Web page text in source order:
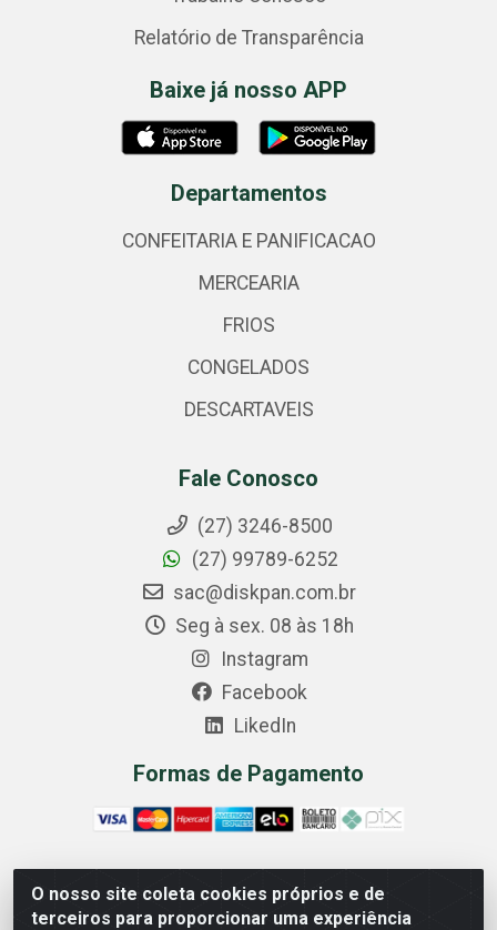
O nosso site coleta cookies próprios e de
terceiros para proporcionar uma experiência
Relatório de Transparência
Baixe já nosso APP
Departamentos
CONFEITARIA E PANIFICACAO
MERCEARIA
FRIOS
CONGELADOS
DESCARTAVEIS
Fale Conosco
(27) 3246-8500
(27) 99789-6252
sac@diskpan.com.br
Seg à sex. 08 às 18h
Instagram
Facebook
LikedIn
Formas de Pagamento
Comercial Diskpan Ltda - Av. Fernando Antonio, 1911 -